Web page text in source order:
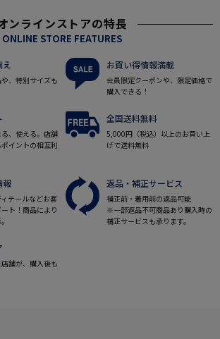
ンラインストアの特長
ONLINE STORE FEATURES
、特別サイズも
お買い得情報満載
会員限定クーポンや、限定価格で
購入できる！
、使える。店舗
イントの相互利
全国送料無料
5,000円（税込）以上のお買い上
げで送料無料
報
テールなどお客
ト！商品により
返品・補正サービス
補正前・着用前の返品可能
※一部返品不可商品あり購入時の
補正サービスも承ります。
舗が、購入後も